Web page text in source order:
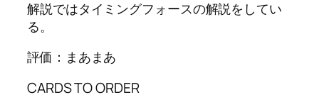
解説ではタイミングフォースの解説をしてい
る。
評価：まあまあ
CARDS TO ORDER